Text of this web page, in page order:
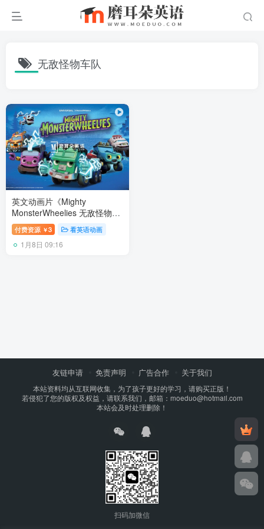
无敌怪物车队
英文动画片《Mighty
MonsterWheelies 无敌怪物车
队》全26集，1080P高清视频
带英文字幕+中文字幕，百度
网盘下载！
付费资源 ￥3 看英语动画
1月8日 09:16
友链申请 免责声明 广告合作 关于我们
本站资料均从互联网收集，为了孩子更好的学习，请购买正版！
若侵犯了您的版权及权益，请联系我们，邮箱：moeduo@hotmail.com
本站会及时处理删除！
扫码加微信